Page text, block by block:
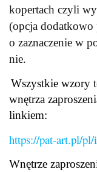
kopertach czyli
(opcja dodatkowo
o zaznaczenie w
nie.
Wszystkie wzory
wnętrza
linkiem:
https://pat-art.pl/
Wnętrze